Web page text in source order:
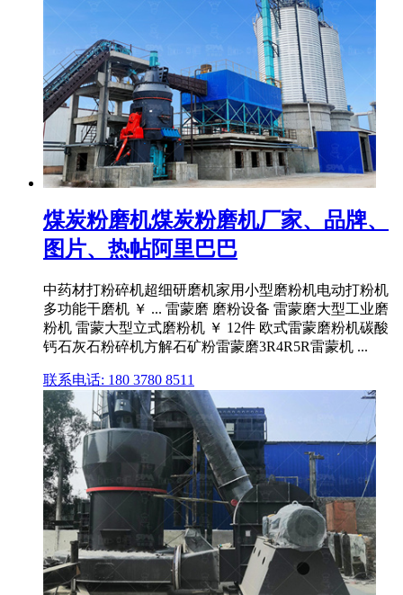
煤炭粉磨机煤炭粉磨机厂家、品牌、
图片、热帖阿里巴巴
中药材打粉碎机超细研磨机家用小型磨粉机电动打粉机
多功能干磨机 ￥ ... 雷蒙磨 磨粉设备 雷蒙磨大型工业磨
粉机 雷蒙大型立式磨粉机 ￥ 12件 欧式雷蒙磨粉机碳酸
钙石灰石粉碎机方解石矿粉雷蒙磨3R4R5R雷蒙机 ...
联系电话: 180 3780 8511